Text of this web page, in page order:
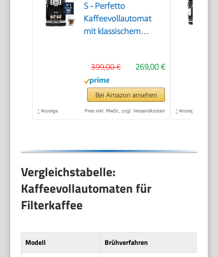
S - Perfetto
Kaffeevollautomat
mit klassischem
Cappuccino
Kaffeemaschine,
Bedienfeld mit
Tasten, Schwarz
269,00 €
399,00 €
Bei Amazon ansehen
* Anzeige Preis inkl. MwSt., zzgl. Versandkosten * Anzeige
Vergleichstabelle:
Kaffeevollautomaten für
Filterkaffee
Modell
Brühverfahren